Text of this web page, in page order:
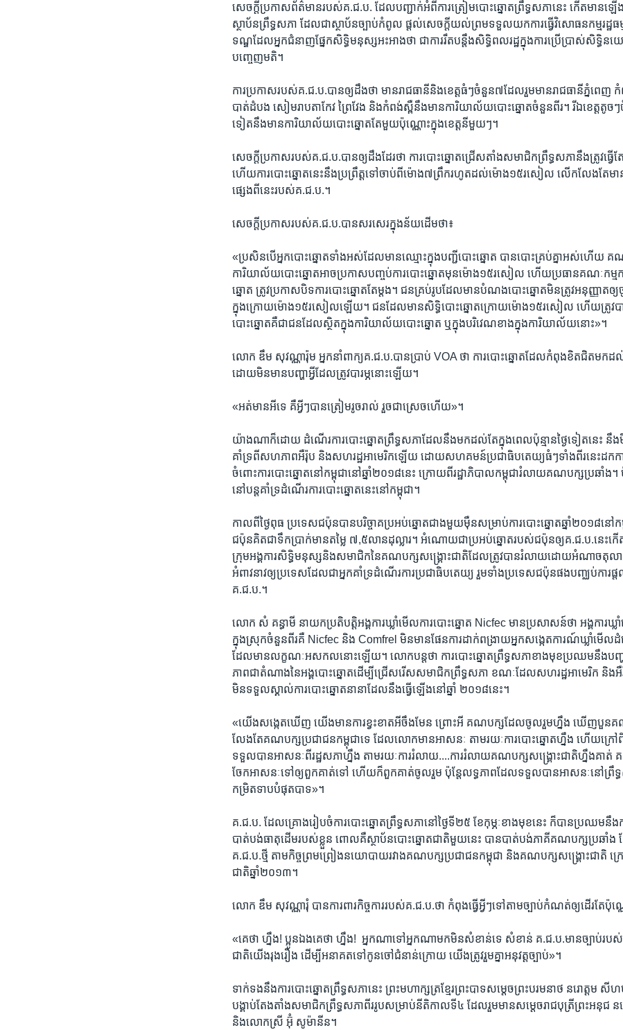
សេចក្តី​ប្រកាស​ព័ត៌មាន​របស់​គ.ជ.ប.​ ដែល​បញ្ជាក់​អំពី​ការ​ត្រៀម​បោះឆ្នោត​ព្រឹទ្ធ​សភា​នេះ ​កើត​មាន​ឡ
ស្ថាប័ន​ព្រឹទ្ធ​សភា​ ដែល​ជាស្ថាប័ន​ច្បាប់​កំពូល​ ផ្តល់​សេចក្តី​យល់​ព្រម​ទទួល​យក​ការ​ធ្វើ​វិសោធន​កម្ម​រដ្ឋ​ធ
ទណ្ឌ​ដែល​អ្នក​ជំនាញ​ផ្នែក​សិទ្ធិ​មនុស្ស​អះអាង​ថា​ ជា​ការ​រឹត​បន្តឹង​សិទ្ធិ​ពលរដ្ឋ​ក្នុងការ​ប្រើប្រាស់​សិទ្ធិន
បញ្ចេញ​មតិ។​
ការ​ប្រកាស​របស់​គ.ជ.ប.​បាន​ឲ្យ​ដឹង​ថា មាន​រាជធានី​និង​ខេត្ត​ធំៗ​ចំនួន​៧​ដែល​រួមមានរាជធានី​ភ្នំពេញ​
បាត់​ដំបង​ សៀម​រាប​តាកែវ​ ព្រៃវែង​ និង​កំពង់​ស្ពឺ​នឹង​មាន​ការិយា​ល័យ​បោះឆ្នោត​ចំនួន​ពីរ។ រី​ឯ​ខេត្ត​តូច
ទៀត​នឹង​មាន​ការិយាល័យ​បោះឆ្នោត​តែ​មួយ​ប៉ុណ្ណោះ​ក្នុង​ខេត្ត​នីមួយៗ។​
សេចក្តី​ប្រកាស​របស់​គ.ជ.ប.​បាន​ឲ្យ​ដឹង​ដែរ​ថា​ ការ​បោះ​ឆ្នោតជ្រើស​តាំង​សមាជិក​ព្រឹទ្ធ​សភា​នឹង​ត្រូវ​ធ្វើ​
ហើយ​ការ​បោះឆ្នោតនេះ​នឹង​ប្រព្រឹត្ត​ទៅ​ចាប់​ពី​ម៉ោង​៧​ព្រឹក​រហូត​ដល់​ម៉ោង​១៥​រសៀល​ លើកលែង​តែ​មា
ផ្សេង​ពី​នេះ​របស់​គ.ជ.ប.។​
សេចក្តី​ប្រកាស​របស់​គ.ជ.ប.​បាន​សរសេរ​ក្នុង​ន័យ​ដើម​ថា៖​
«ប្រសិន​បើ​អ្នក​បោះឆ្នោត​ទាំង​អស់​ដែល​មាន​ឈ្មោះ​ក្នុង​បញ្ជី​បោះឆ្នោត​ បាន​បោះ​គ្រប់​គ្នា​អស់​ហើយ​ គណ
ការិយាល័យ​បោះឆ្នោត​អាច​ប្រកាស​បញ្ចប់​ការ​បោះឆ្នោត​មុន​ម៉ោង​១៥​រសៀល​ ហើយ​ប្រធាន​គណៈ​កម្ម
ឆ្នោត​ ត្រូវ​ប្រកាស​បិទ​ការ​បោះឆ្នោត​តែ​ម្តង។ ជនគ្រប់​រូប​ដែល​មាន​បំណង​បោះ​ឆ្នោត​មិន​ត្រូវ​អនុញ្ញាត​ឲ្
ក្នុង​ក្រោយ​ម៉ោង​១៥​រសៀល​ឡើយ។​ ជន​ដែល​មាន​សិទ្ធិបោះ​ឆ្នោត​ក្រោយ​ម៉ោង​១៥​រសៀល​ ហើយ​ត្រូវ​បា
បោះឆ្នោតគឺ​ជា​ជន​ដែល​ស្ថិត​ក្នុង​ការិយាល័យ​បោះឆ្នោត ​ឬ​ក្នុង​បរិវេណ​ខាង​ក្នុង​ការិយាល័យ​នោះ»។​
លោក ឌឹម សុវណ្ណារ៉ុម​ អ្នក​នាំពាក្យ​គ.ជ.ប.​បាន​ប្រាប់​ VOA ​ថា ​ការ​បោះឆ្នោត​ដែល​កំពុង​ខិត​ជិត​មក​ដល់​
ដោយ​មិន​មាន​បញ្ហាអ្វីដែល​ត្រូវ​បារម្ភ​នោះ​ឡើយ។​
«អត់​មានអី​ទេ​ គឺ​អ្វីៗ​បាន​ត្រៀម​រូចរាល់​ រួចជា​ស្រេច​ហើយ»។​
យ៉ាងណា​ក៏ដោយ​ ដំណើរ​ការ​បោះ​ឆ្នោត​ព្រឹទ្ធ​សភា​ដែល​នឹង​មក​ដល់​តែ​ក្នុង​ពេល​ប៉ុន្មាន​ថ្ងៃ​ទៀត​នេះ​ នឹ
គាំទ្រ​ពី​សហ​ភាព​អឺរ៉ុប ​និង​សហ​រដ្ឋ​អាមេរិក​ឡើយ​ ដោយ​សហគមន៍​ប្រជា​ធិបតេយ្យ​ធំៗ​ទាំង​ពីរ​នេះ​ដក​កា
ចំពោះ​ការ​បោះឆ្នោត​នៅ​កម្ពុជា​នៅ​ឆ្នាំ​២០១៨​នេះ ក្រោយ​ពី​រដ្ឋាភិបាល​កម្ពុជារំលាយ​គណបក្ស​ប្រឆាំង។​
នៅ​បន្ត​គាំទ្រ​ដំណើរការ​បោះឆ្នោត​នេះ​នៅ​កម្ពុជា។​
កាលពី​ថ្ងៃ​ពុធ ​ប្រទេស​ជប៉ុន​បាន​បរិច្ចាគ​ប្រអប់​ឆ្នោត​ជាង​មួយ​ម៉ឺន​សម្រាប់ការ​បោះ​ឆ្នោត​ឆ្នាំ​២០១៨​នៅ​ក
ជប៉ុន​គិត​ជា​ទឹកប្រាក់​មាន​តម្លៃ​ ៧,៥​លាន​ដុល្លារ។​ អំណោយ​ជា​ប្រអប់​ឆ្នោតរបស់​ជប៉ុន​ឲ្យ​គ.ជ.ប.​នេះ​កើ
ក្រុម​អង្គការ​សិទ្ធិ​មនុស្ស​និង​សមាជិក​នៃ​គណបក្ស​សង្គ្រោះ​ជាតិ​ដែល​ត្រូវ​បាន​រំលាយ​ដោយ​អំណាច​តុល
អំពាវនាវ​ឲ្យ​ប្រទេស​ដែល​ជា​អ្នក​គាំទ្រ​ដំណើរការ​ប្រជា​ធិបតេយ្យ រួម​ទាំង​ប្រទេស​ជប៉ុន​ផង​បញ្ឈប់​កា
គ.ជ.ប.។
លោក​ សំ គន្ធាមី​ នាយក​ប្រតិបត្តិ​អង្គការ​ឃ្លាំមើល​ការ​បោះឆ្នោត​ Nicfec​ មាន​ប្រសាសន៍​ថា​ អង្គការ​ឃ្ល
ក្នុង​ស្រុក​ចំនួន​ពីរ​គឺ​ Nicfec និង​ Comfrel ​មិន​មាន​ផែនការ​ដាក់​ពង្រាយ​អ្នក​សង្កេត​ការណ៍ឃ្លាំមើល​ដំ
ដែល​មាន​លក្ខណៈ​អសកល​នោះ​ឡើយ។ ​លោក​បន្តថា​ ការ​បោះឆ្នោត​ព្រឹទ្ធ​សភា​ខាង​មុខ​ប្រឈម​នឹង​បញ្ហ
ភាព​ជា​តំណាង​នៃ​អង្គ​បោះ​ឆ្នោត​ដើម្បី​ជ្រើស​រើស​សមាជិក​ព្រឹទ្ធ​សភា​ ខណៈ​ដែល​សហ​រដ្ឋ​អាមេរិក​ និង​អឺ
មិន​ទទួល​ស្គាល់​ការ​បោះឆ្នោត​នានា​ដែល​នឹង​ធ្វើ​ឡើង​នៅ​ឆ្នាំ​ ២០១៨​នេះ។​
«យើង​សង្កេត​ឃើញ​ យើង​មាន​ការ​ខ្វះខាតអីចឹង​មែន​ ព្រោះ​អី​ គណបក្ស​ដែល​ចូល​រួម​ហ្នឹង ​ឃើញ​បួន​
លែង​តែ​គណបក្ស​ប្រជាជន​កម្ពុជា​ទេ​ ដែល​លោក​មាន​អាសនៈ​ តាម​រយៈការ​បោះ​ឆ្នោត​ហ្នឹង​ ហើយ​ក្រៅ​
ទទួល​បាន​អាសនៈ​ពី​រដ្ឋ​សភា​ហ្នឹង​ តាម​រយៈ​ការ​រំលាយ....ការ​រំលាយ​គណបក្ស​សង្គ្រោះ​ជាតិ​ហ្នឹង​គាត់​
ចែក​អាសនៈ​ទៅ​ឲ្យ​ពួក​គាត់​ទៅ​ ហើយ​ក៏​ពួក​គាត់​ចូលរួម​ ប៉ុន្តែ​លទ្ធភាព​ដែល​ទទួល​បានអាសនៈ​នៅ​ព្រឹទ្
កម្រិត​ទាប​បំផុត​បាទ»។
គ.ជ.ប. ​ដែល​គ្រោង​រៀបចំ​ការ​បោះឆ្នោត​ព្រឹទ្ធ​សភា​នៅថ្ងៃ​ទី​២៥ ​ខែ​កុម្ភៈ​ខាង​មុខ​នេះ​ ក៏​បាន​ប្រឈម​នឹង​ក
បាត់​បង់​ធាតុ​ដើម​របស់​ខ្លួន​ ពោល​គឺ​ស្ថាប័ន​បោះឆ្នោត​ជាតិ​មួយ​នេះ​ បាន​បាត់​បង់​ភាគី​គណបក្ស​ប្រឆាំង
គ.ជ.ប.​ថ្មី​ តាម​កិច្ច​ព្រម​ព្រៀង​នយោបាយ​រវាង​គណបក្ស​ប្រជាជន​កម្ពុជា​ និង​គណបក្ស​សង្គ្រោះ​ជាតិ​ ក្រ
ជាតិ​ឆ្នាំ​២០១៣។​
លោក​ ឌឹម សុវណ្ណារុំ​ បាន​ការ​ពារ​កិច្ច​ការ​របស់​គ.ជ.ប.ថា​ ​កំពុង​ធ្វើអ្វីៗទៅ​តាមច្បាប់​កំណត់ឲ្យ​ដើរ​តែ​ប៉ុណ្
«គេថា​ ហ្នឹង!​ ប្អូន​ឯង​គេថា​ ហ្នឹង!​ ​ អ្នកណា​ទៅ​អ្នកណា​មក​មិន​សំខាន់​ទេ​ សំខាន់​ គ.ជ.ប.មានច្បាប់​រប
ជាតិ​យើង​រុង​រឿង​ ដើម្បី​អនាគត​ទៅ​កូន​ចៅ​ជំនាន់​ក្រោយ​ ​យើង​ត្រូវ​រួម​គ្នា​អនុវត្ត​ច្បាប់»។​
ទាក់ទង​នឹងការ​បោះឆ្នោត​ព្រឹទ្ធ​សភានេះ​ ព្រះ​មហា​ក្សត្រ​ខ្មែរ​ព្រះបាទ​សម្តេច​ព្រះ​បរមនាថ​ នរោត្តម​
បង្គាប់​តែងតាំង​សមាជិកព្រឹទ្ធ​សភា​ពីរ​រូប​សម្រាប់​នីតិកាល​ទី​៤​ ដែល​រួមមាន​សម្តេច​រាជបុត្រី​ព្រះ​អនុជ​ ន
និង​លោក​ស្រី​ អ៊ុំ​ សូម៉ានីន។​